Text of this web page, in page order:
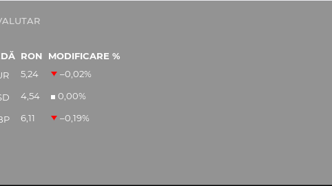
RON
MODIFICARE %
5,24 –0,02%
4,54 0,00%
6,11 –0,19%